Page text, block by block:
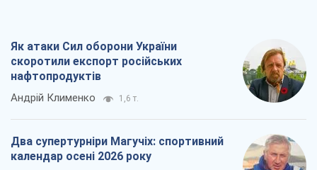
Як атаки Сил оборони України
скоротили експорт російських
нафтопродуктів
Андрій Клименко 1,6 т.
Два супертурніри Магучіх: спортивний
календар осені 2026 року